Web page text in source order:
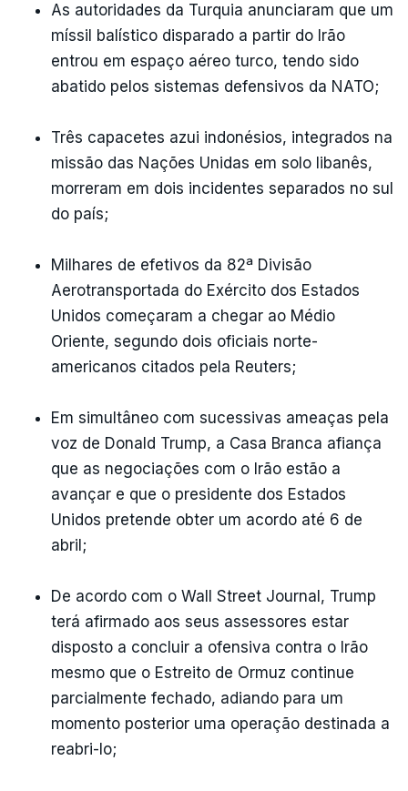
As autoridades da Turquia anunciaram que um
míssil balístico disparado a partir do Irão
entrou em espaço aéreo turco, tendo sido
abatido pelos sistemas defensivos da NATO;
Três capacetes azui indonésios, integrados na
missão das Nações Unidas em solo libanês,
morreram em dois incidentes separados no sul
do país;
Milhares de efetivos da 82ª Divisão
Aerotransportada do Exército dos Estados
Unidos começaram a chegar ao Médio
Oriente, segundo dois oficiais norte-
americanos citados pela Reuters;
Em simultâneo com sucessivas ameaças pela
voz de Donald Trump, a Casa Branca afiança
que as negociações com o Irão estão a
avançar e que o presidente dos Estados
Unidos pretende obter um acordo até 6 de
abril;
De acordo com o Wall Street Journal, Trump
terá afirmado aos seus assessores estar
disposto a concluir a ofensiva contra o Irão
mesmo que o Estreito de Ormuz continue
parcialmente fechado, adiando para um
momento posterior uma operação destinada a
reabri-lo;